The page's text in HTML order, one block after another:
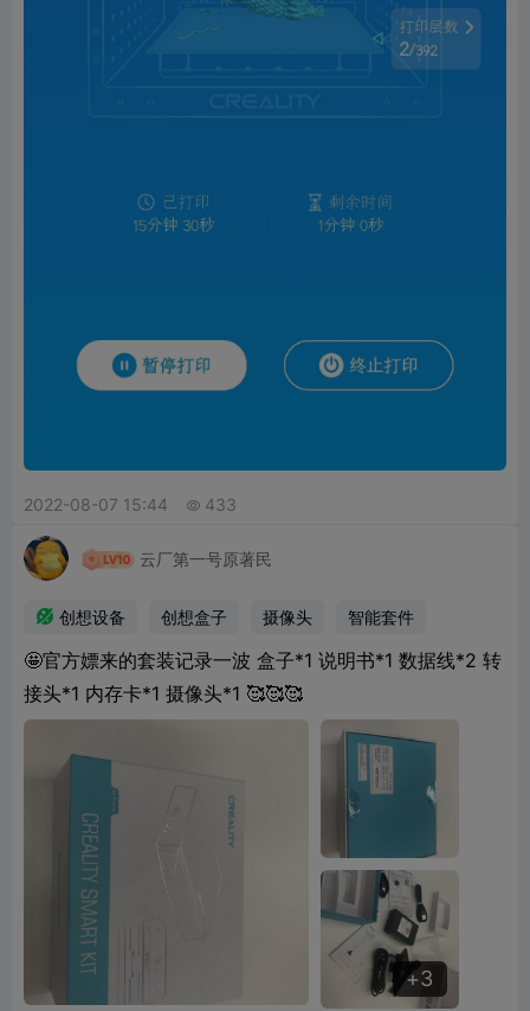
2022-08-07 15:44  433
云厂第一号原著民
 创想设备 创想盒子 摄像头 智能套件
🤩官方嫖来的套装记录一波 盒子*1 说明书*1 数据线*2 转
接头*1 内存卡*1 摄像头*1 🥰🥰🥰
3